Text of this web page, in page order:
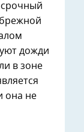
дожди
в зоне
она не